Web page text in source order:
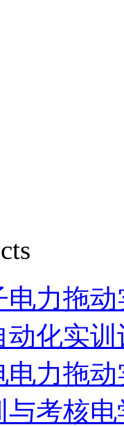
电力拖
动化实训
电力拖
与考核